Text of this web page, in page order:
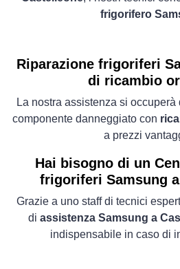
frigorifero
Riparazione frigoriferi
di ricambio
La nostra assistenza si
componente danneggiato con
a prezzi
Hai bisogno di un
frigoriferi Samsung
Grazie a uno staff di tecnici
di assistenza Samsung a
indispensabile in caso di